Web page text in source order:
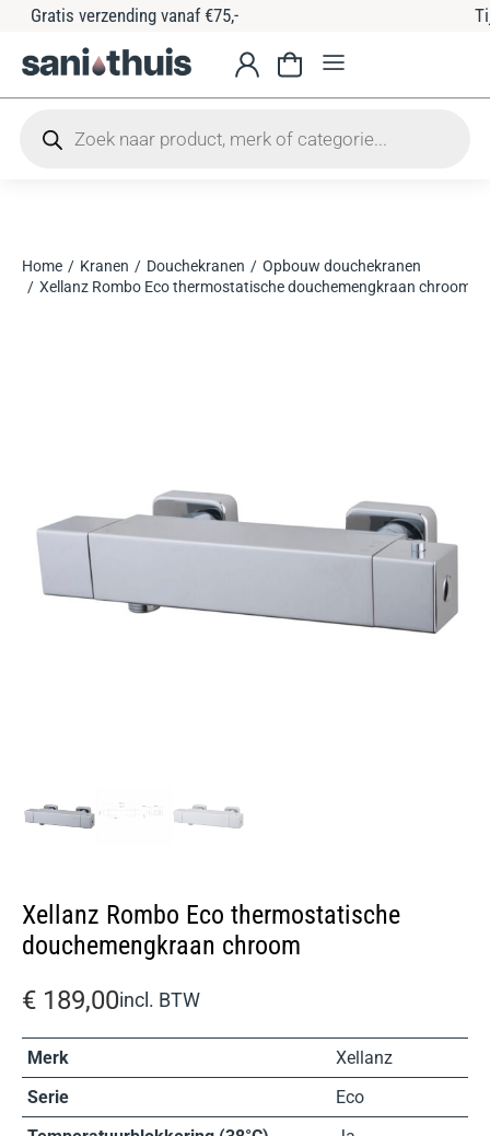
Tijdelijke 10% korting met code: sanithuis10
Je bent hier:
Home Kranen Douchekranen
Opbouw douchekranen
Xellanz Rombo Eco thermostatische douchemengkraan chroom
Xellanz Rombo Eco thermostatische
douchemengkraan chroom
€ 189,00incl. BTW
Merk
Xellanz
Serie
Eco